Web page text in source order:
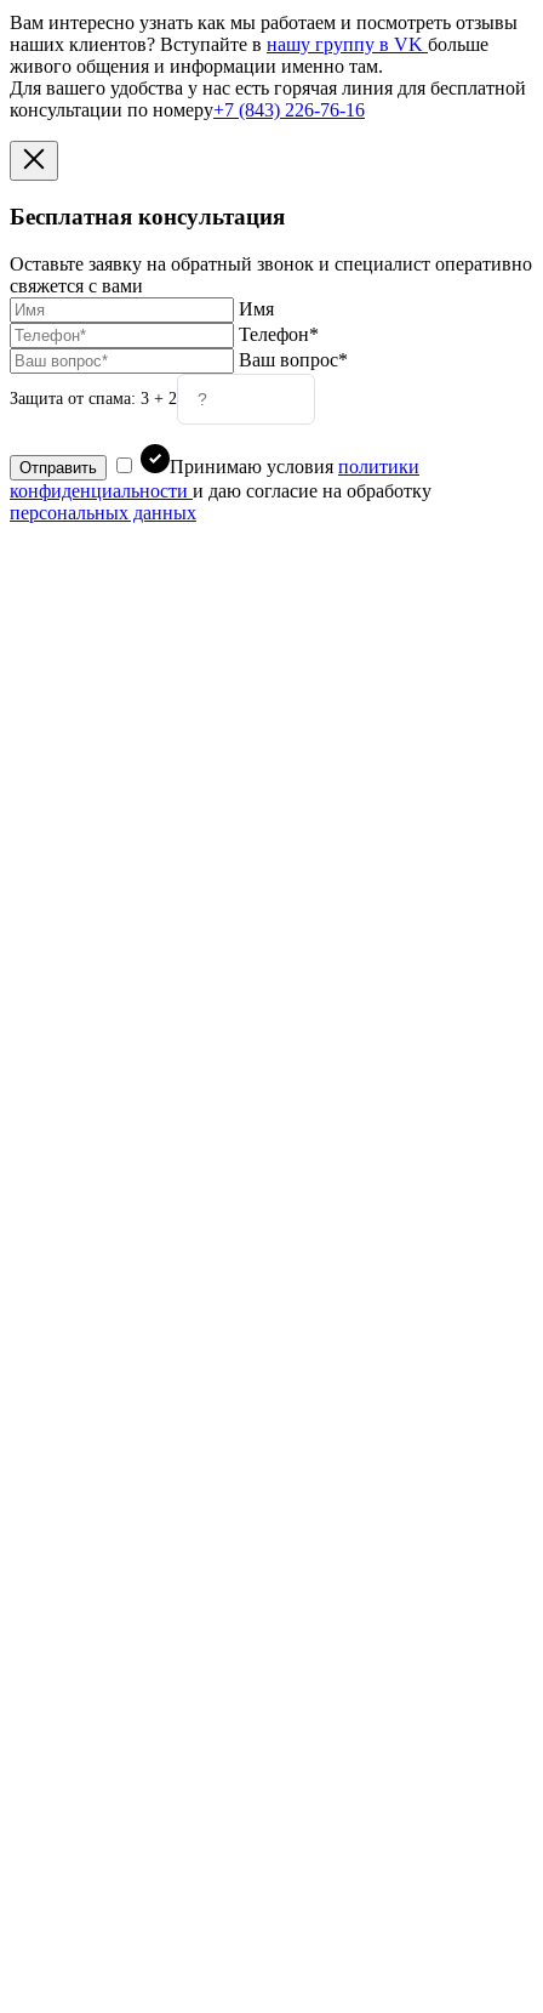
Вам интересно узнать как мы работаем и посмотреть отзывы
наших клиентов? Вступайте в нашу группу в VK больше
живого общения и информации именно там.
Для вашего удобства у нас есть горячая линия для бесплатной
консультации по номеру+7 (843) 226-76-16
Бесплатная консультация
Оставьте заявку на обратный звонок и специалист оперативно
свяжется с вами
Имя
Телефон*
Ваш вопрос*
Защита от спама: 3 + 2
Отправить Принимаю условия политики
конфиденциальности и даю согласие на обработку
персональных данных